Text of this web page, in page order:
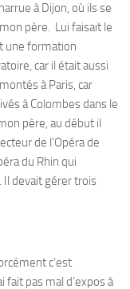
à Dijon, où ils se
père. Lui faisait le
une formation
car il était aussi
à Paris, car
à Colombes dans le
père, au début il
de l’Opéra de
du Rhin qui
Il devait gérer trois
c’est
fait pas mal d’expos à